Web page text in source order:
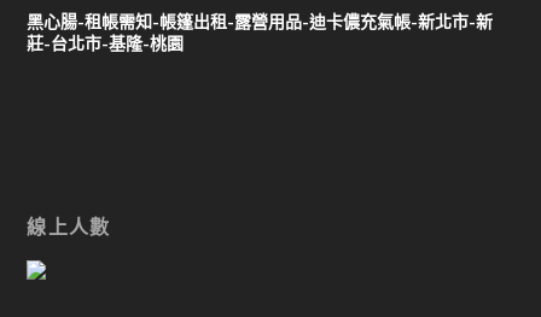
黑心腸-租帳需知-帳篷出租-露營用品-迪卡儂充氣帳-新北市-新
莊-台北市-基隆-桃園
線上人數